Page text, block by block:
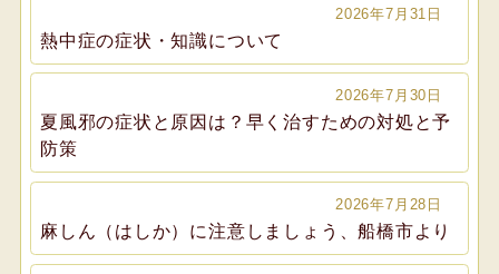
2026年7月31日
熱中症の症状・知識について
2026年7月30日
夏風邪の症状と原因は？早く治すための対処と予
防策
2026年7月28日
麻しん（はしか）に注意しましょう、船橋市より